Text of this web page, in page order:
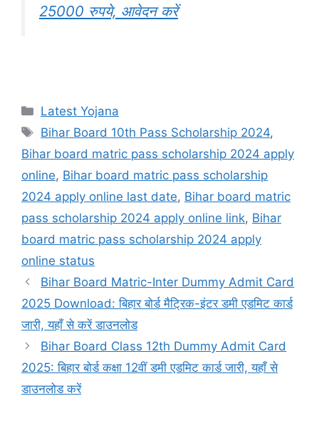
25000 रुपये, आवेदन करें
Categories
Latest Yojana
Tags
Bihar Board 10th Pass Scholarship 2024,
Bihar board matric pass scholarship 2024 apply
online, Bihar board matric pass scholarship
2024 apply online last date, Bihar board matric
pass scholarship 2024 apply online link, Bihar
board matric pass scholarship 2024 apply
online status
Bihar Board Matric-Inter Dummy Admit Card
2025 Download: बिहार बोर्ड मैट्रिक-इंटर डमी एडमिट कार्ड
जारी, यहाँ से करें डाउनलोड
Bihar Board Class 12th Dummy Admit Card
2025: बिहार बोर्ड कक्षा 12वीं डमी एडमिट कार्ड जारी, यहाँ से
डाउनलोड करें